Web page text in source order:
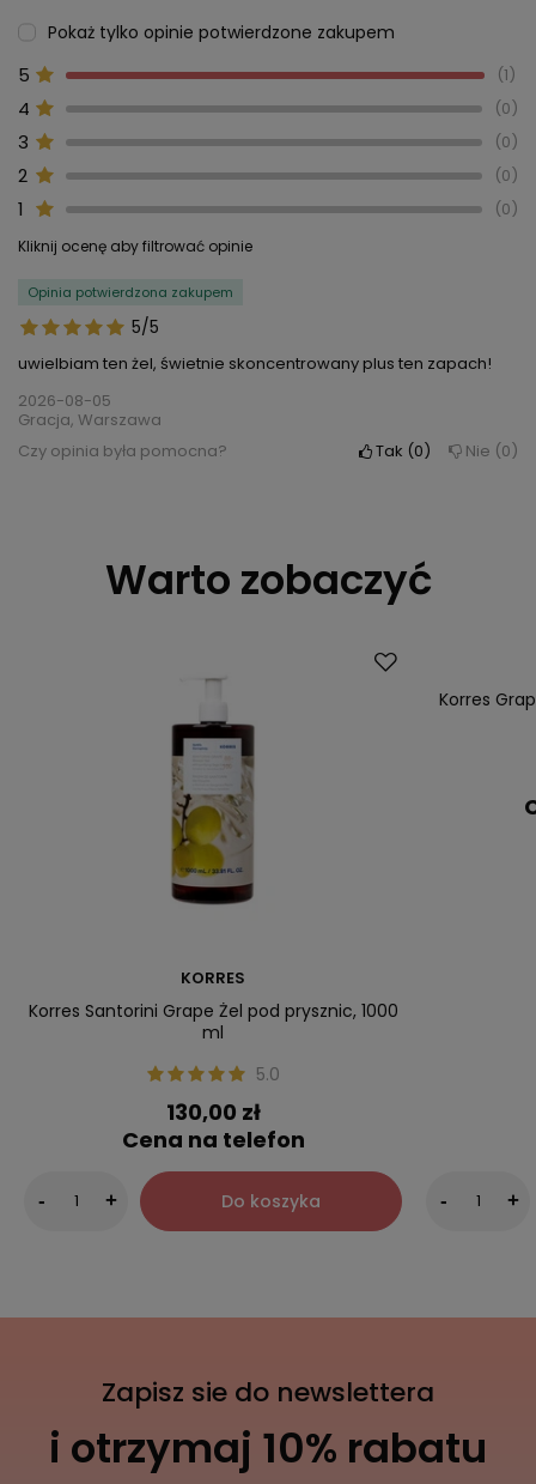
Pokaż tylko opinie potwierdzone zakupem
5 1
4 0
3 0
2 0
1 0
Kliknij ocenę aby filtrować opinie
5/5
Opinia potwierdzona zakupem
uwielbiam ten żel, świetnie skoncentrowany plus ten zapach!
2026-08-05
Gracja, Warszawa
Czy opinia była pomocna?
Tak 0 Nie 0
Warto zobaczyć
KORRES
Korres Santorini Grape Żel pod prysznic, 1000
ml
5.0
130,00 zł
Cena na telefon
- + Do koszyka
Korres
- +
Zapisz sie do newslettera
i otrzymaj 10% rabatu